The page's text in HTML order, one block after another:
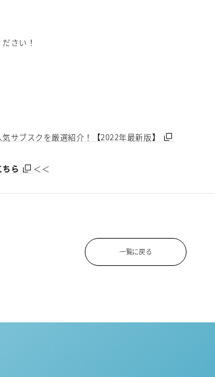
さい！
サブスクを厳選紹介！【2022年最新版】
ら ＜＜
一覧に戻る